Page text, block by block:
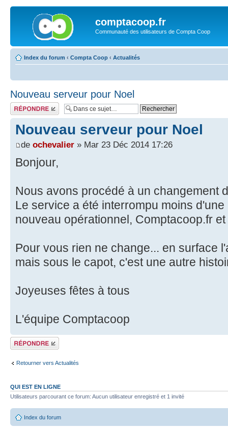
comptacoop.fr
Communauté des utilisateurs de Compta Coop
Index du forum ‹ Compta Coop ‹ Actualités
Nouveau serveur pour Noel
Répondre
Nouveau serveur pour Noel
de ochevalier » Mar 23 Déc 2014 17:26
Bonjour,
Nous avons procédé à un changement
Le service a été interrompu moins
nouveau opérationnel, Comptacoop.fr
Pour vous rien ne change... en surface
mais sous le capot, c'est une autre
Joyeuses fêtes à tous
L'équipe Comptacoop
Répondre
Retourner vers Actualités
QUI EST EN LIGNE
Utilisateurs parcourant ce forum: Aucun utilisateur enregistré et 1 invité
Index du forum